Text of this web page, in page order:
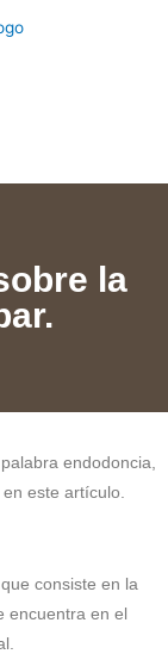
la
endodoncia,
este artículo.
consiste en la
encuentra en el